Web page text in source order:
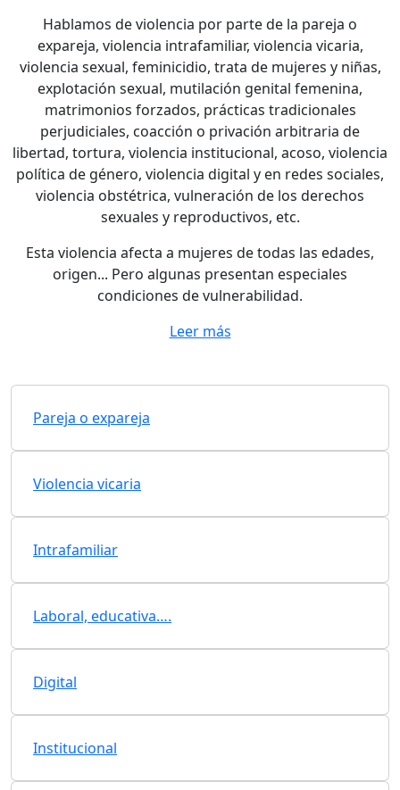
Hablamos de violencia por parte de la pareja o
expareja, violencia intrafamiliar, violencia vicaria,
violencia sexual, feminicidio, trata de mujeres y niñas,
explotación sexual, mutilación genital femenina,
matrimonios forzados, prácticas tradicionales
perjudiciales, coacción o privación arbitraria de
libertad, tortura, violencia institucional, acoso, violencia
política de género, violencia digital y en redes sociales,
violencia obstétrica, vulneración de los derechos
sexuales y reproductivos, etc.
Esta violencia afecta a mujeres de todas las edades,
origen... Pero algunas presentan especiales
condiciones de vulnerabilidad.
Leer más
Pareja o expareja
Violencia vicaria
Intrafamiliar
Laboral, educativa….
Digital
Institucional